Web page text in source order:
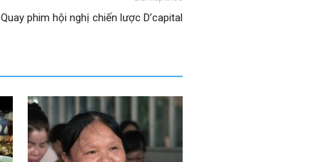
Quay phim hội nghị chiến lược D’capital